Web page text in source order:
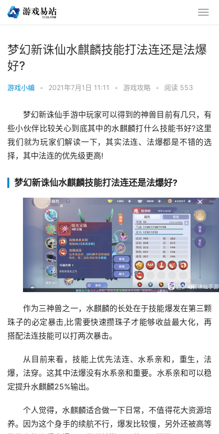
梦幻新诛仙水麒麟技能打法连还是法爆
好?
游戏小编 • 2021年7月1日 11:11 • 游戏攻略 • 阅读 553
梦幻新诛仙手游中玩家可以得到的神兽目前有几只，有
些小伙伴比较关心到底其中的水麒麟打什么技能书好?这里
我们就为玩家们解读一下，其实法连、法爆都是不错的选
择，其中法连的优先级更高!
梦幻新诛仙水麒麟技能打法连还是法爆好?
作为三神兽之一，水麒麟的长处在于技能爆发在第三颗
珠子的必定暴击,比需要快速攒珠子才能够收益最大化，再
搭配法连技能可以打两次暴击。
从目前来看，技能上优先法连、水系亲和，重生，法
爆，法穿。这其中法爆没有水系亲和重要。水系亲和可以稳
定提升水麒麟25%输出。
个人觉得，水麒麟适合做一下日常，不值得花大资源培
养。因为这个身手的续航不行，爆发比较慢，另外还被高等